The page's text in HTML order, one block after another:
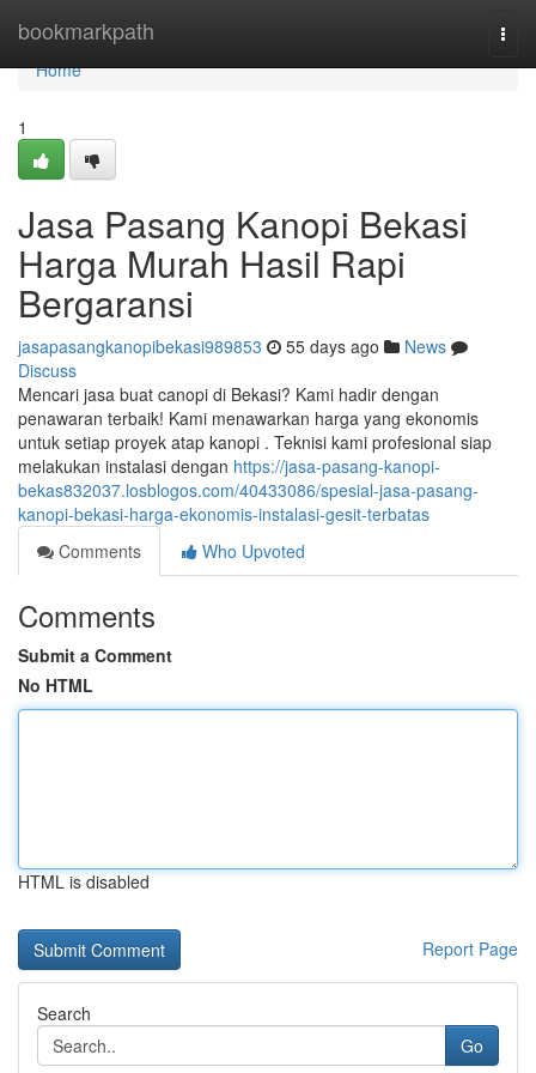
bookmarkpath
Home
Home
1
Jasa Pasang Kanopi Bekasi
Harga Murah Hasil Rapi
Bergaransi
jasapasangkanopibekasi989853 55 days ago
News
Discuss
Mencari jasa buat canopi di Bekasi? Kami hadir dengan
penawaran terbaik! Kami menawarkan harga yang ekonomis
untuk setiap proyek atap kanopi . Teknisi kami profesional siap
melakukan instalasi dengan https://jasa-pasang-kanopi-
bekas832037.losblogos.com/40433086/spesial-jasa-pasang-
kanopi-bekasi-harga-ekonomis-instalasi-gesit-terbatas
Comments
Who Upvoted
Comments
Submit a Comment
No HTML
HTML is disabled
Report Page
Search
Go